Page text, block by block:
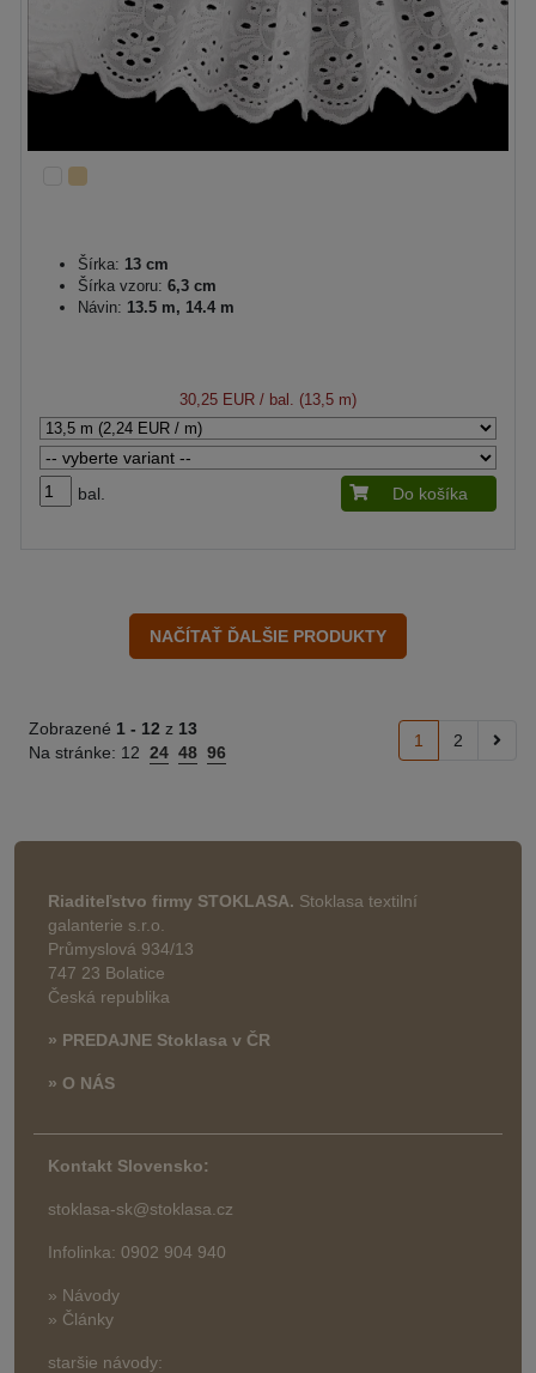
Šírka: 13 cm
Šírka vzoru: 6,3 cm
Návin: 13.5 m, 14.4 m
30,25 EUR / bal. (13,5 m)
bal. Do košíka
Zobrazené 1 - 12 z 13
Na stránke: 12 24 48 96
1 2
Riaditeľstvo firmy STOKLASA. Stoklasa textilní
galanterie s.r.o.
Průmyslová 934/13
747 23 Bolatice
Česká republika
» PREDAJNE Stoklasa v ČR
» O NÁS
Kontakt Slovensko:
stoklasa-sk@stoklasa.cz
Infolinka: 0902 904 940
» Návody
» Články
staršie návody: